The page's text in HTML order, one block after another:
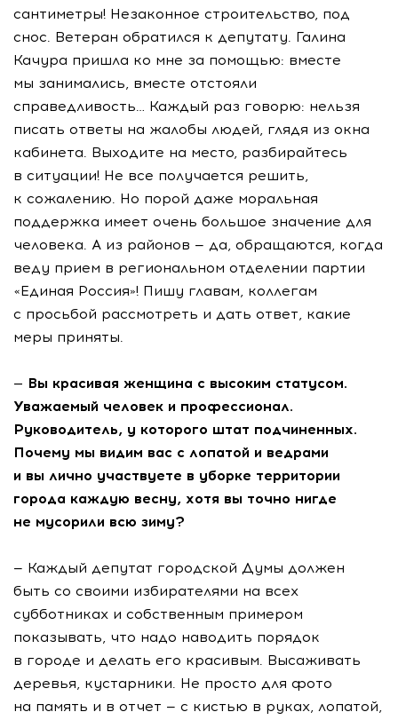
сантиметры! Незаконное строительство, под
снос. Ветеран обратился к депутату. Галина
Качура пришла ко мне за помощью: вместе
мы занимались, вместе отстояли
справедливость… Каждый раз говорю: нельзя
писать ответы на жалобы людей, глядя из окна
кабинета. Выходите на место, разбирайтесь
в ситуации! Не все получается решить,
к сожалению. Но порой даже моральная
поддержка имеет очень большое значение для
человека. А из районов — да, обращаются, когда
веду прием в региональном отделении партии
«Единая Россия»! Пишу главам, коллегам
с просьбой рассмотреть и дать ответ, какие
меры приняты.
— Вы красивая женщина с высоким статусом.
Уважаемый человек и профессионал.
Руководитель, у которого штат подчиненных.
Почему мы видим вас с лопатой и ведрами
и вы лично участвуете в уборке территории
города каждую весну, хотя вы точно нигде
не мусорили всю зиму?
— Каждый депутат городской Думы должен
быть со своими избирателями на всех
субботниках и собственным примером
показывать, что надо наводить порядок
в городе и делать его красивым. Высаживать
деревья, кустарники. Не просто для фото
на память и в отчет — с кистью в руках, лопатой,